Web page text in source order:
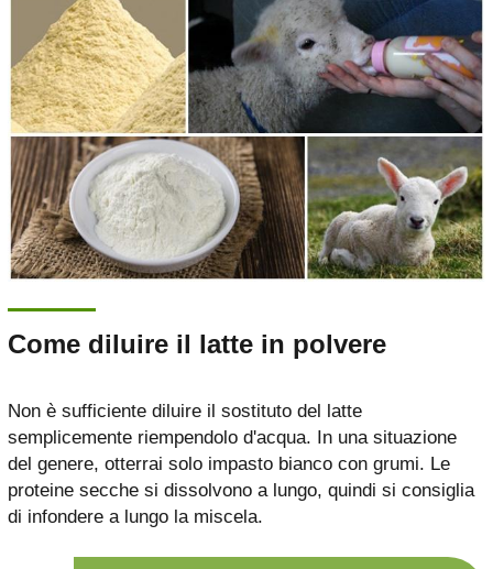
Come diluire il latte in polvere
Non è sufficiente diluire il sostituto del latte
semplicemente riempendolo d'acqua. In una situazione
del genere, otterrai solo impasto bianco con grumi. Le
proteine ​​secche si dissolvono a lungo, quindi si consiglia
di infondere a lungo la miscela.